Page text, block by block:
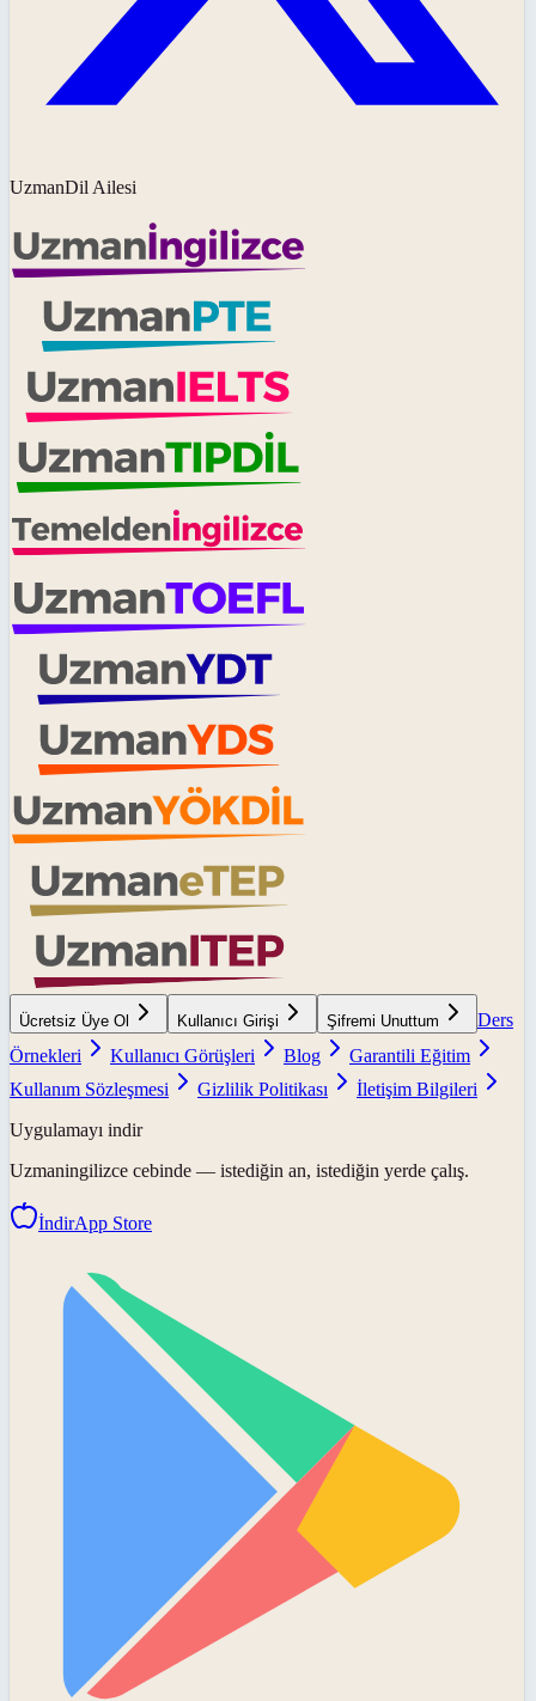
UzmanDil Ailesi
Ücretsiz Üye Ol Kullanıcı Girişi Şifremi Unuttum
Ders
Örnekleri
Kullanıcı Görüşleri Blog
Garantili Eğitim
Kullanım Sözleşmesi
Gizlilik Politikası
İletişim Bilgileri
Uygulamayı indir
Uzmaningilizce cebinde — istediğin an, istediğin yerde çalış.
İndirApp Store